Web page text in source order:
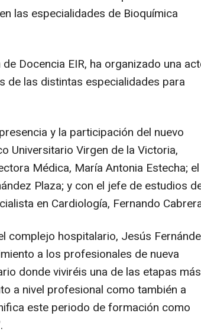
las especialidades de Bioquímica
Docencia EIR, ha organizado una
de las distintas especialidades para
y la participación del nuevo
Universitario Virgen de la Victoria,
Médica, María Antonia Estecha; el
Plaza; y con el jefe de estudios
en Cardiología, Fernando
complejo hospitalario, Jesús
a los profesionales de nueva
donde viviréis una de las etapas más
a nivel profesional como también a
este periodo de formación como